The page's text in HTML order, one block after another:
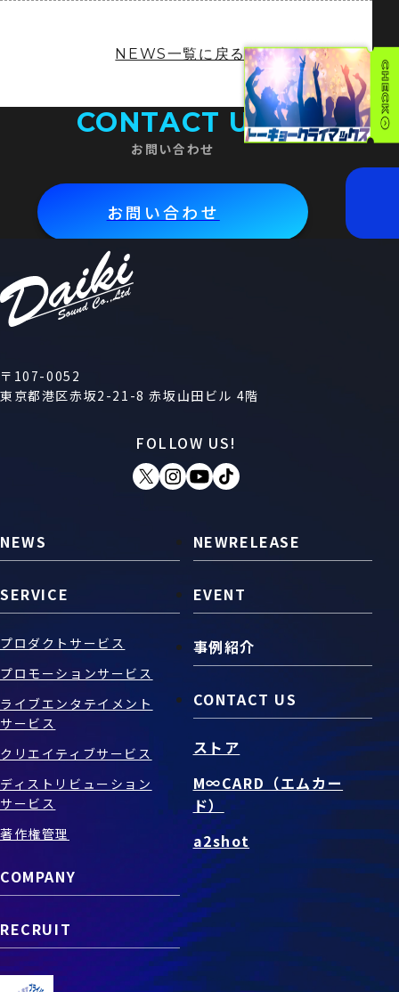
NEWS一覧に戻る
CONTACT US
お問い合わせ
お問い合わせ
〒107-0052
東京都港区赤坂2-21-8 赤坂山田ビル 4階
FOLLOW US!
NEWS
SERVICE
プロダクトサービス
プロモーションサービス
ライブエンタテイメント
サービス
クリエイティブサービス
ディストリビューション
サービス
著作権管理
COMPANY
RECRUIT
NEWRELEASE
EVENT
事例紹介
CONTACT US
ストア
M∞CARD（エムカー
ド）
a2shot